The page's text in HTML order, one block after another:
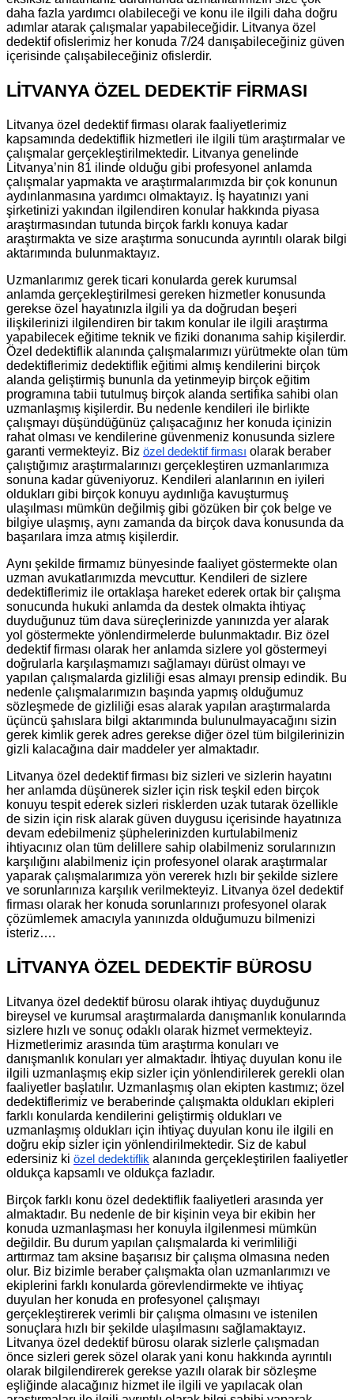
daha fazla yardımcı olabileceği ve konu ile ilgili daha doğru
adımlar atarak çalışmalar yapabileceğidir. Litvanya özel
dedektif ofislerimiz her konuda 7/24 danışabileceğiniz güven
içerisinde çalışabileceğiniz ofislerdir.
LİTVANYA ÖZEL DEDEKTİF FİRMASI
Litvanya özel dedektif firması olarak faaliyetlerimiz
kapsamında dedektiflik hizmetleri ile ilgili tüm araştırmalar ve
çalışmalar gerçekleştirilmektedir. Litvanya genelinde
Litvanya’nin 81 ilinde olduğu gibi profesyonel anlamda
çalışmalar yapmakta ve araştırmalarımızda bir çok konunun
aydınlanmasına yardımcı olmaktayız. İş hayatınızı yani
şirketinizi yakından ilgilendiren konular hakkında piyasa
araştırmasından tutunda birçok farklı konuya kadar
araştırmakta ve size araştırma sonucunda ayrıntılı olarak bilgi
aktarımında bulunmaktayız.
Uzmanlarımız gerek ticari konularda gerek kurumsal
anlamda gerçekleştirilmesi gereken hizmetler konusunda
gerekse özel hayatınızla ilgili ya da doğrudan beşeri
ilişkilerinizi ilgilendiren bir takım konular ile ilgili araştırma
yapabilecek eğitime teknik ve fiziki donanıma sahip kişilerdir.
Özel dedektiflik alanında çalışmalarımızı yürütmekte olan tüm
dedektiflerimiz dedektiflik eğitimi almış kendilerini birçok
alanda geliştirmiş bununla da yetinmeyip birçok eğitim
programına tabii tutulmuş birçok alanda sertifika sahibi olan
uzmanlaşmış kişilerdir. Bu nedenle kendileri ile birlikte
çalışmayı düşündüğünüz çalışacağınız her konuda içinizin
rahat olması ve kendilerine güvenmeniz konusunda sizlere
garanti vermekteyiz. Biz özel dedektif firması olarak beraber
çalıştığımız araştırmalarınızı gerçekleştiren uzmanlarımıza
sonuna kadar güveniyoruz. Kendileri alanlarının en iyileri
oldukları gibi birçok konuyu aydınlığa kavuşturmuş
ulaşılması mümkün değilmiş gibi gözüken bir çok belge ve
bilgiye ulaşmış, aynı zamanda da birçok dava konusunda da
başarılara imza atmış kişilerdir.
Aynı şekilde firmamız bünyesinde faaliyet göstermekte olan
uzman avukatlarımızda mevcuttur. Kendileri de sizlere
dedektiflerimiz ile ortaklaşa hareket ederek ortak bir çalışma
sonucunda hukuki anlamda da destek olmakta ihtiyaç
duyduğunuz tüm dava süreçlerinizde yanınızda yer alarak
yol göstermekte yönlendirmelerde bulunmaktadır. Biz özel
dedektif firması olarak her anlamda sizlere yol göstermeyi
doğrularla karşılaşmamızı sağlamayı dürüst olmayı ve
yapılan çalışmalarda gizliliği esas almayı prensip edindik. Bu
nedenle çalışmalarımızın başında yapmış olduğumuz
sözleşmede de gizliliği esas alarak yapılan araştırmalarda
üçüncü şahıslara bilgi aktarımında bulunulmayacağını sizin
gerek kimlik gerek adres gerekse diğer özel tüm bilgilerinizin
gizli kalacağına dair maddeler yer almaktadır.
Litvanya özel dedektif firması biz sizleri ve sizlerin hayatını
her anlamda düşünerek sizler için risk teşkil eden birçok
konuyu tespit ederek sizleri risklerden uzak tutarak özellikle
de sizin için risk alarak güven duygusu içerisinde hayatınıza
devam edebilmeniz şüphelerinizden kurtulabilmeniz
ihtiyacınız olan tüm delillere sahip olabilmeniz sorularınızın
karşılığını alabilmeniz için profesyonel olarak araştırmalar
yaparak çalışmalarımıza yön vererek hızlı bir şekilde sizlere
ve sorunlarınıza karşılık verilmekteyiz. Litvanya özel dedektif
firması olarak her konuda sorunlarınızı profesyonel olarak
çözümlemek amacıyla yanınızda olduğumuzu bilmenizi
isteriz….
LİTVANYA ÖZEL DEDEKTİF BÜROSU
Litvanya özel dedektif bürosu olarak ihtiyaç duyduğunuz
bireysel ve kurumsal araştırmalarda danışmanlık konularında
sizlere hızlı ve sonuç odaklı olarak hizmet vermekteyiz.
Hizmetlerimiz arasında tüm araştırma konuları ve
danışmanlık konuları yer almaktadır. İhtiyaç duyulan konu ile
ilgili uzmanlaşmış ekip sizler için yönlendirilerek gerekli olan
faaliyetler başlatılır. Uzmanlaşmış olan ekipten kastımız; özel
dedektiflerimiz ve beraberinde çalışmakta oldukları ekipleri
farklı konularda kendilerini geliştirmiş oldukları ve
uzmanlaşmış oldukları için ihtiyaç duyulan konu ile ilgili en
doğru ekip sizler için yönlendirilmektedir. Siz de kabul
edersiniz ki özel dedektiflik alanında gerçekleştirilen faaliyetler
oldukça kapsamlı ve oldukça fazladır.
Birçok farklı konu özel dedektiflik faaliyetleri arasında yer
almaktadır. Bu nedenle de bir kişinin veya bir ekibin her
konuda uzmanlaşması her konuyla ilgilenmesi mümkün
değildir. Bu durum yapılan çalışmalarda ki verimliliği
arttırmaz tam aksine başarısız bir çalışma olmasına neden
olur. Biz bizimle beraber çalışmakta olan uzmanlarımızı ve
ekiplerini farklı konularda görevlendirmekte ve ihtiyaç
duyulan her konuda en profesyonel çalışmayı
gerçekleştirerek verimli bir çalışma olmasını ve istenilen
sonuçlara hızlı bir şekilde ulaşılmasını sağlamaktayız.
Litvanya özel dedektif bürosu olarak sizlerle çalışmadan
önce sizleri gerek sözel olarak yani konu hakkında ayrıntılı
olarak bilgilendirerek gerekse yazılı olarak bir sözleşme
eşliğinde alacağınız hizmet ile ilgili ve yapılacak olan